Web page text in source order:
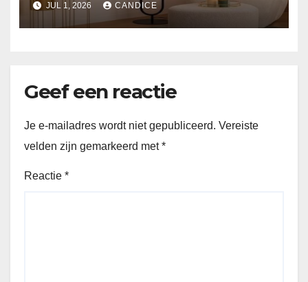
JUL 1, 2026 CANDICE
Geef een reactie
Je e-mailadres wordt niet gepubliceerd. Vereiste
velden zijn gemarkeerd met*
Reactie *